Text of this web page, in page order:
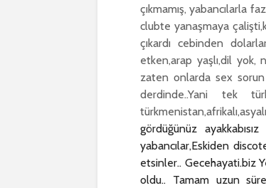
çıkmamış, yabancılarla
clubte yanaşmaya
çıkardı cebinden
etken,arap yaşlı,dil yok,
zaten onlarda sex sorun
derdinde..Yani tek
gördüğünüz
yabancılar,Eskiden
etsinler.. Gecehayati.biz
oldu.. Tamam uzun